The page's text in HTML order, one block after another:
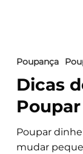
Poupança
Dicas
Poupar
mudar